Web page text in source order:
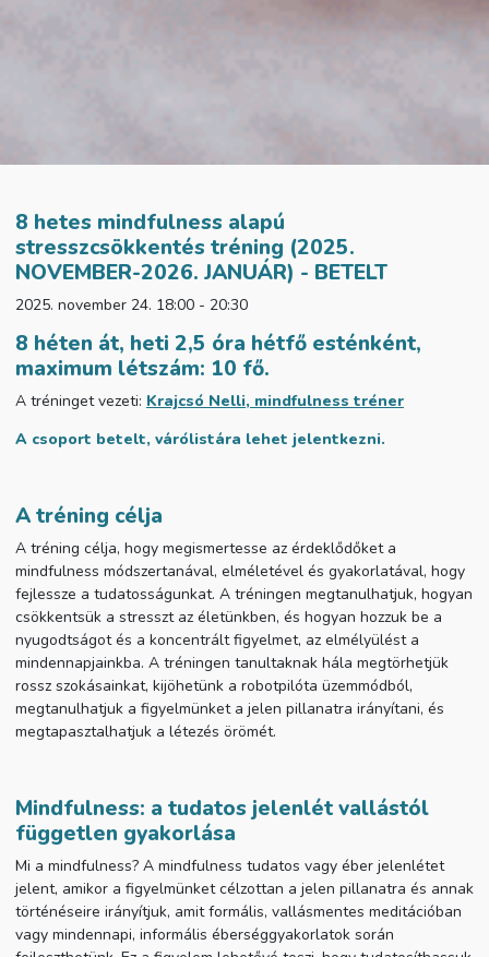
8 hetes mindfulness alapú
stresszcsökkentés tréning (2025.
NOVEMBER-2026. JANUÁR) - BETELT
2025. november 24. 18:00 - 20:30
8 héten át, heti 2,5 óra hétfő esténként,
maximum létszám: 10 fő.
A tréninget vezeti: Krajcsó Nelli, mindfulness tréner
A csoport betelt, várólistára lehet jelentkezni.
A tréning célja
A tréning célja, hogy megismertesse az érdeklődőket a
mindfulness módszertanával, elméletével és gyakorlatával, hogy
fejlessze a tudatosságunkat. A tréningen megtanulhatjuk, hogyan
csökkentsük a stresszt az életünkben, és hogyan hozzuk be a
nyugodtságot és a koncentrált figyelmet, az elmélyülést a
mindennapjainkba. A tréningen tanultaknak hála megtörhetjük
rossz szokásainkat, kijöhetünk a robotpilóta üzemmódból,
megtanulhatjuk a figyelmünket a jelen pillanatra irányítani, és
megtapasztalhatjuk a létezés örömét.
Mindfulness: a tudatos jelenlét vallástól
független gyakorlása
Mi a mindfulness? A mindfulness tudatos vagy éber jelenlétet
jelent, amikor a figyelmünket célzottan a jelen pillanatra és annak
történéseire irányítjuk, amit formális, vallásmentes meditációban
vagy mindennapi, informális éberséggyakorlatok során